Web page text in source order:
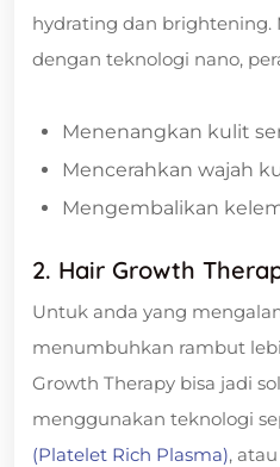
hydrating dan brightening.
dengan teknologi nano,
Menenangkan kulit
Mencerahkan wajah
Mengembalikan
2. Hair Growth
Untuk anda yang
menumbuhkan rambut
Growth Therapy bisa jadi
menggunakan teknologi
(Platelet Rich Plasma), atau